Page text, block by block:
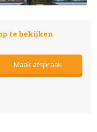
te bekijken
Maak afspraak